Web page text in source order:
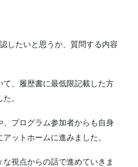
したいと思うか、質問する内容
、履歴書に最低限記載した方
。
プログラム参加者からも自身
ットホームに進みました。
視点からの話で進めていきま